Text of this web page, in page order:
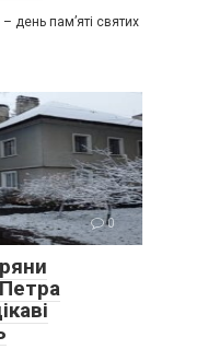
день пам’яті святих
0